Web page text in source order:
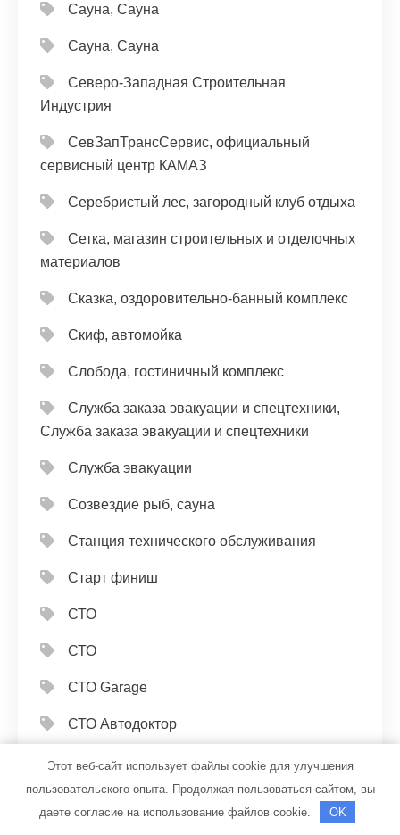
Сауна, Сауна
Сауна, Сауна
Северо-Западная Строительная
Индустрия
СевЗапТрансСервис, официальный
сервисный центр КАМАЗ
Серебристый лес, загородный клуб отдыха
Сетка, магазин строительных и отделочных
материалов
Сказка, оздоровительно-банный комплекс
Скиф, автомойка
Слобода, гостиничный комплекс
Служба заказа эвакуации и спецтехники,
Служба заказа эвакуации и спецтехники
Служба эвакуации
Созвездие рыб, сауна
Станция технического обслуживания
Старт финиш
СТО
СТО
СТО Garage
СТО Автодоктор
СТО Крым Лада
Сто26
Этот веб-сайт использует файлы cookie для улучшения
пользовательского опыта. Продолжая пользоваться сайтом, вы
даете согласие на использование файлов cookie.
OK